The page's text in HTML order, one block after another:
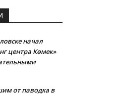
начал
центра Көмек»
от паводка в